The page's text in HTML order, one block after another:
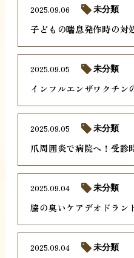
子どもの喘息発作時の対
2025.09.06 未分類
インフルエンザワクチン
2025.09.05 未分類
爪周囲炎で病院へ！受診
2025.09.05 未分類
脇の臭いケアデオドラン
2025.09.04 未分類
2025.09.04 未分類